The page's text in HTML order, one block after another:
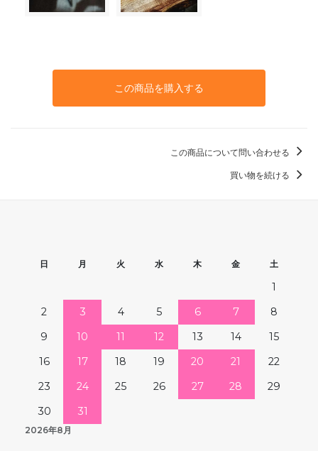
この商品を購入する
この商品について問い合わせる
買い物を続ける
2026年8月
日 月 火 水 木 金 土
1
2
3 4 5 6 7
8
9
10 11 12 13 14
15
16
17 18 19 20 21
22
23
24 25 26 27 28
29
30
31